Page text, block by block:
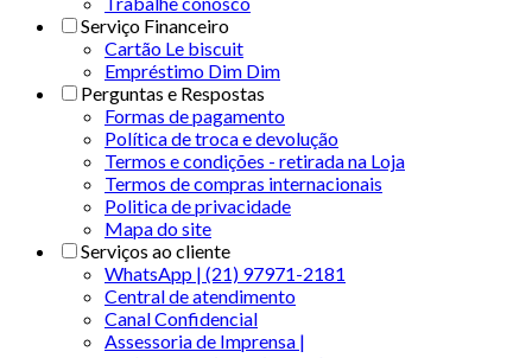
Serviço Financeiro
Cartão Le biscuit
Empréstimo Dim Dim
Perguntas e Respostas
Formas de pagamento
Política de troca e devolução
Termos e condições - retirada na Loja
Termos de compras internacionais
Politica de privacidade
Mapa do site
Serviços ao cliente
WhatsApp | (21) 97971-2181
Central de atendimento
Canal Confidencial
Assessoria de Imprensa |